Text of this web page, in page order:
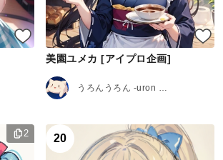
美園ユメカ [アイプロ企画]
うろんうろん -uron uron-
2 20